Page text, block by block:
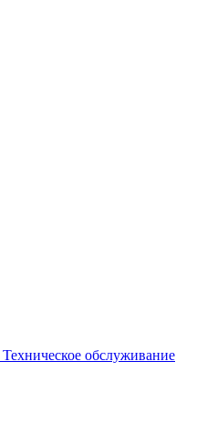
Техническое обслуживание